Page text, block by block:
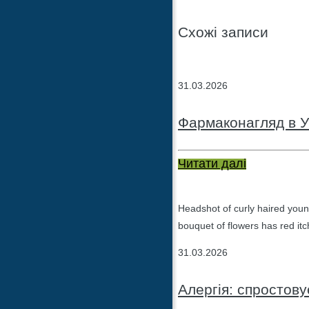
Схожі записи
31.03.2026
Фармаконагляд в
Читати далі
Headshot of curly haired
bouquet of flowers has red
31.03.2026
Алергія: